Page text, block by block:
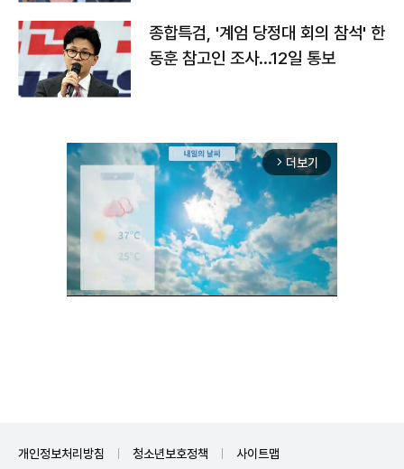
종합특검, '계엄 당정대 회의 참석' 한
동훈 참고인 조사...12일 통보
arrow_forward_ios 더보기
개인정보처리방침 청소년보호정책 사이트맵